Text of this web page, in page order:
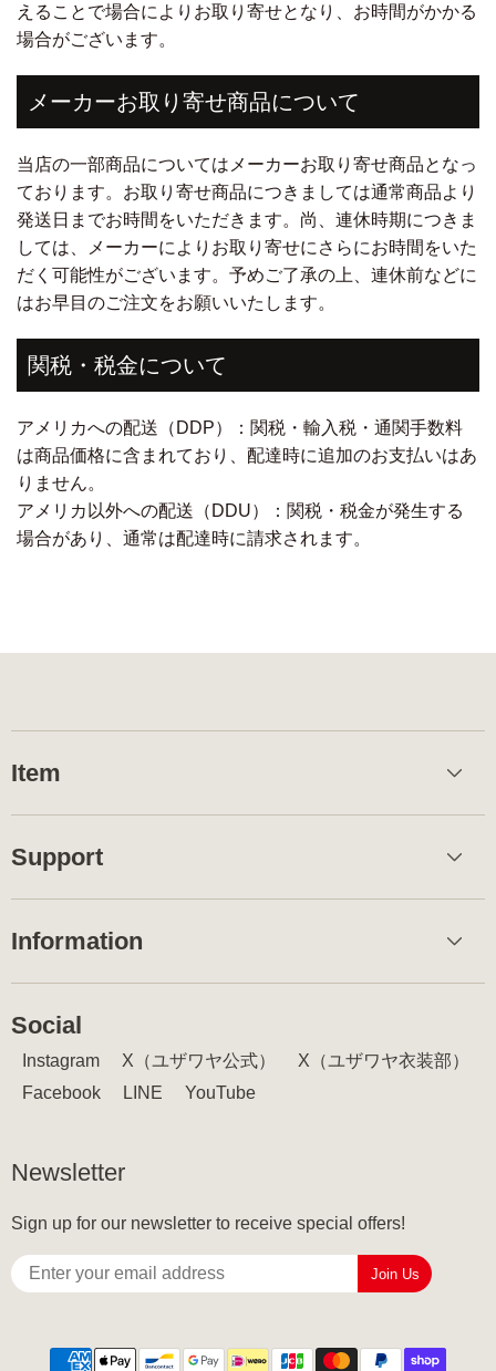
えることで場合によりお取り寄せとなり、お時間がかかる
場合がございます。
メーカーお取り寄せ商品について
当店の一部商品についてはメーカーお取り寄せ商品となっ
ております。お取り寄せ商品につきましては通常商品より
発送日までお時間をいただきます。尚、連休時期につきま
しては、メーカーによりお取り寄せにさらにお時間をいた
だく可能性がございます。予めご了承の上、連休前などに
はお早目のご注文をお願いいたします。
関税・税金について
アメリカへの配送（DDP）：関税・輸入税・通関手数料
は商品価格に含まれており、配達時に追加のお支払いはあ
りません。
アメリカ以外への配送（DDU）：関税・税金が発生する
場合があり、通常は配達時に請求されます。
Item
Support
Information
Social
Instagram X（ユザワヤ公式）
X（ユザワヤ衣装部）
Facebook
LINE YouTube
Newsletter
Sign up for our newsletter to receive special offers!
Join Us